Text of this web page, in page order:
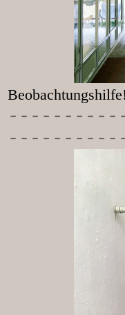
Beobachtungshilfe!